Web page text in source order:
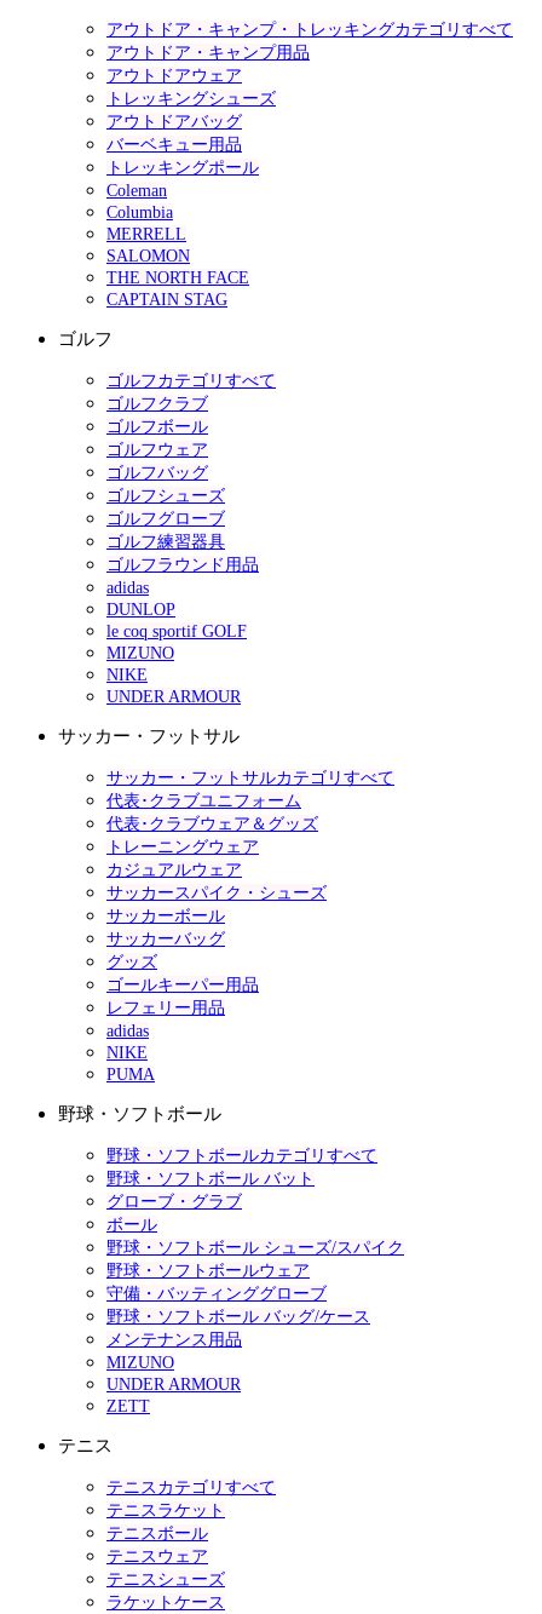
アウトドア・キャンプ・トレッキングカテゴリすべて
アウトドア・キャンプ用品
アウトドアウェア
トレッキングシューズ
アウトドアバッグ
バーベキュー用品
トレッキングポール
Coleman
Columbia
MERRELL
SALOMON
THE NORTH FACE
CAPTAIN STAG
ゴルフ
ゴルフカテゴリすべて
ゴルフクラブ
ゴルフボール
ゴルフウェア
ゴルフバッグ
ゴルフシューズ
ゴルフグローブ
ゴルフ練習器具
ゴルフラウンド用品
adidas
DUNLOP
le coq sportif GOLF
MIZUNO
NIKE
UNDER ARMOUR
サッカー・フットサル
サッカー・フットサルカテゴリすべて
代表･クラブユニフォーム
代表･クラブウェア＆グッズ
トレーニングウェア
カジュアルウェア
サッカースパイク・シューズ
サッカーボール
サッカーバッグ
グッズ
ゴールキーパー用品
レフェリー用品
adidas
NIKE
PUMA
野球・ソフトボール
野球・ソフトボールカテゴリすべて
野球・ソフトボール バット
グローブ・グラブ
ボール
野球・ソフトボール シューズ/スパイク
野球・ソフトボールウェア
守備・バッティンググローブ
野球・ソフトボール バッグ/ケース
メンテナンス用品
MIZUNO
UNDER ARMOUR
ZETT
テニス
テニスカテゴリすべて
テニスラケット
テニスボール
テニスウェア
テニスシューズ
ラケットケース